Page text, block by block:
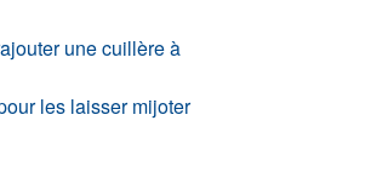
une cuillère à
les laisser mijoter